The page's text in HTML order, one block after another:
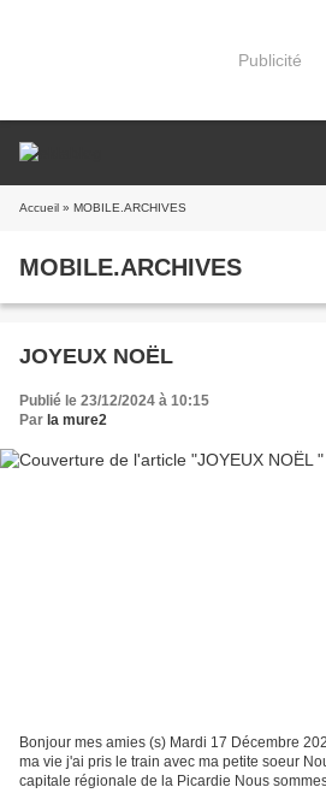
Publicité
Accueil » MOBILE.ARCHIVES
MOBILE.ARCHIVES
JOYEUX NOËL
Publié le 23/12/2024 à 10:15
Par la mure2
Bonjour mes amies (s) Mardi 17 Décembre
ma vie j'ai pris le train avec ma petite soeur
capitale régionale de la Picardie Nous